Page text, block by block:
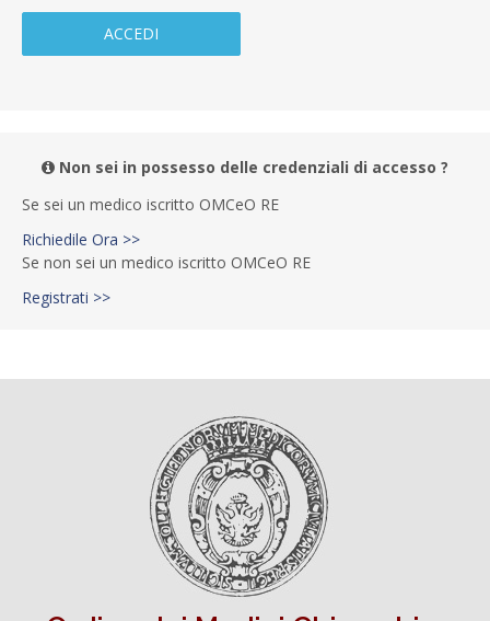
ACCEDI
Non sei in possesso delle credenziali di accesso ?
Se sei un medico iscritto OMCeO RE
Richiedile Ora >>
Se non sei un medico iscritto OMCeO RE
Registrati >>